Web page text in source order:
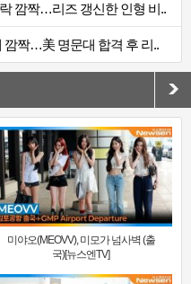
깜짝…리즈 갱신한 인형 비..
깜짝…美 명문대 합격 후 리..
미야오(MEOVV), 미모가 넘사벽 (출
국)[뉴스엔TV]